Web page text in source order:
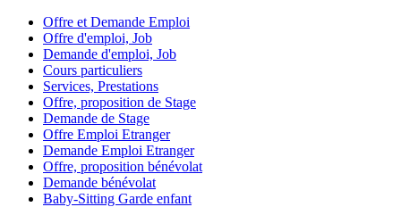
Offre et Demande Emploi
Offre d'emploi, Job
Demande d'emploi, Job
Cours particuliers
Services, Prestations
Offre, proposition de Stage
Demande de Stage
Offre Emploi Etranger
Demande Emploi Etranger
Offre, proposition bénévolat
Demande bénévolat
Baby-Sitting Garde enfant